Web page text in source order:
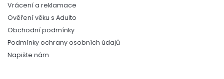
Vrácení a reklamace
Ověření věku s Adulto
Obchodní podmínky
Podmínky ochrany osobních údajů
Napište nám